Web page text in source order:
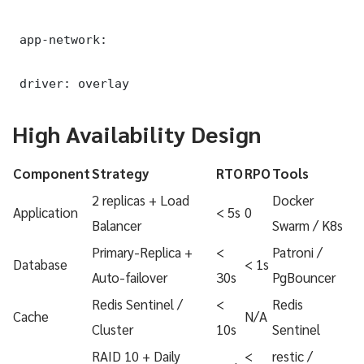
app-network:
driver: overlay
High Availability Design
ComponentStrategy RTORPOTools
Application
2 replicas + Load
Balancer
< 5s 0
Docker
Swarm / K8s
Database
Primary-Replica +
Auto-failover
<
30s
< 1s
Patroni /
PgBouncer
Cache
Redis Sentinel /
Cluster
<
10s
N/A
Redis
Sentinel
RAID 10 + Daily < restic /